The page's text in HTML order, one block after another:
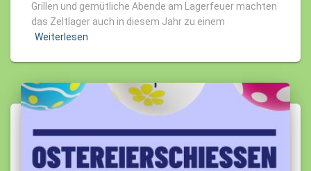
Grillen und gemütliche Abende am Lagerfeuer machten
das Zeltlager auch in diesem Jahr zu einem
Weiterlesen